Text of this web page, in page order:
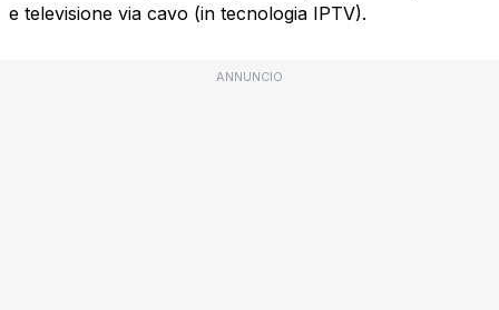
e televisione via cavo (in tecnologia IPTV).
ANNUNCIO